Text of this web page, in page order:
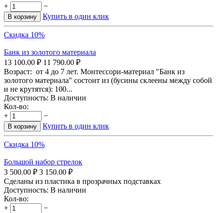
+
−
В корзину Купить в один клик
Скидка 10%
Банк из золотого материала
13 100.00 ₽ 11 790.00 ₽
Возраст: от 4 до 7 лет. Монтессори-материал "Банк из
золотого материала" состоит из (бусины склеены между собой
и не крутятся): 100...
Доступность: В наличии
Кол-во:
+
−
В корзину Купить в один клик
Скидка 10%
Большой набор стрелок
3 500.00 ₽ 3 150.00 ₽
Сделаны из пластика в прозрачных подставках
Доступность: В наличии
Кол-во:
+
−